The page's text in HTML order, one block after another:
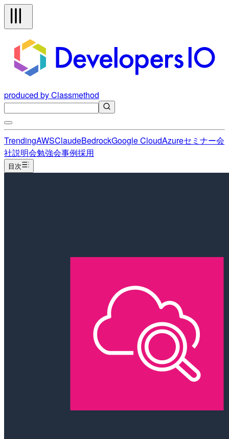
produced by Classmethod
TrendingAWSClaudeBedrockGoogle CloudAzureセミナー会
社説明会勉強会事例採用
目次